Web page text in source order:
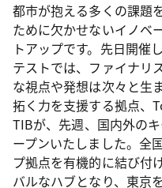
都市が抱える多くの課題
ために欠かせないイノベ
トアップです。先日開催
テストでは、ファイナリ
な視点や発想は次々と生
拓く力を支援する拠点
TIBが、先週、国内外の
ープンいたしました。全
プ拠点を有機的に結び付
バルなハブとなり、東京